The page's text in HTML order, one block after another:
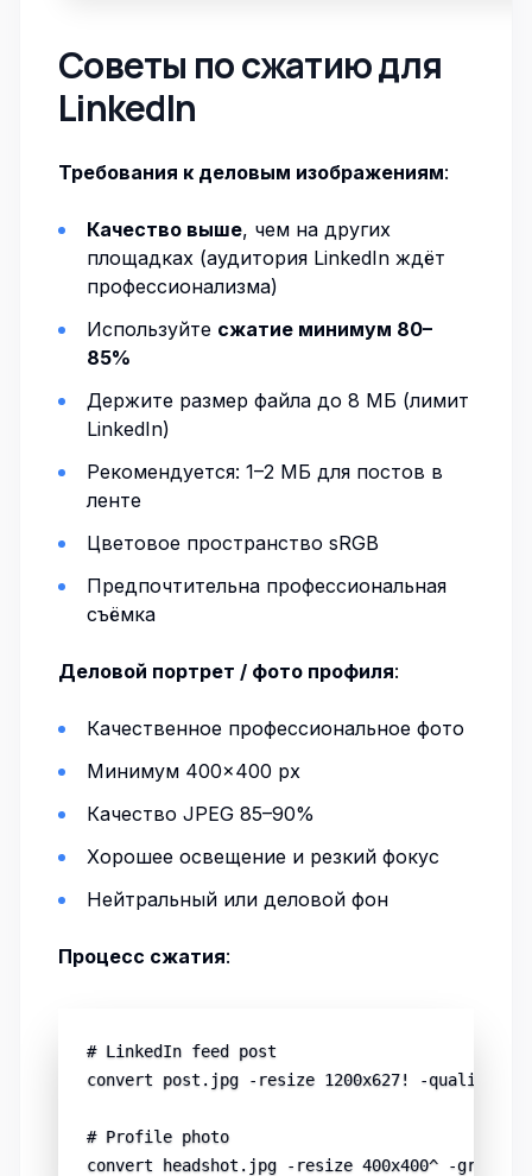
Советы по сжатию для
LinkedIn
Требования к деловым изображениям:
Качество выше, чем на других
площадках (аудитория LinkedIn ждёт
профессионализма)
Используйте сжатие минимум 80–
85%
Держите размер файла до 8 МБ (лимит
LinkedIn)
Рекомендуется: 1–2 МБ для постов в
ленте
Цветовое пространство sRGB
Предпочтительна профессиональная
съёмка
Деловой портрет / фото профиля:
Качественное профессиональное фото
Минимум 400×400 px
Качество JPEG 85–90%
Хорошее освещение и резкий фокус
Нейтральный или деловой фон
Процесс сжатия:
# LinkedIn feed post
convert post.jpg -resize 1200x627! -quality
# Profile photo